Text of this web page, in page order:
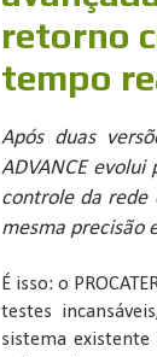
retorno
tempo
Após duas
ADVANCE
controle da rede
mesma precisão
É isso: o
testes
sistema existente